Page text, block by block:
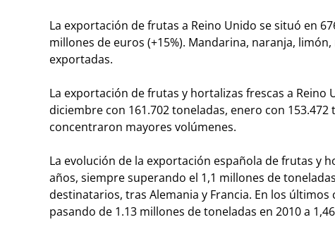
La exportación de frutas a Reino Unido se situó en
millones de euros (+15%). Mandarina, naranja,
exportadas.
La exportación de frutas y hortalizas frescas a
diciembre con 161.702 toneladas, enero con
concentraron mayores volúmenes.
La evolución de la exportación española de frutas y
años, siempre superando el 1,1 millones de
destinatarios, tras Alemania y Francia. En los
pasando de 1.13 millones de toneladas en 2010 a